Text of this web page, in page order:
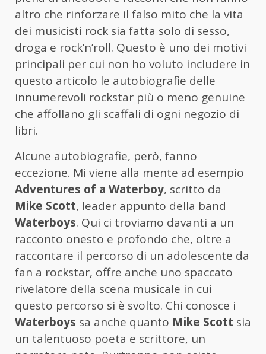
altro che rinforzare il falso mito che la vita
dei musicisti rock sia fatta solo di sesso,
droga e rock’n’roll. Questo è uno dei motivi
principali per cui non ho voluto includere in
questo articolo le autobiografie delle
innumerevoli rockstar più o meno genuine
che affollano gli scaffali di ogni negozio di
libri.
Alcune autobiografie, però, fanno
eccezione. Mi viene alla mente ad esempio
Adventures of a Waterboy, scritto da
Mike Scott, leader appunto della band
Waterboys. Qui ci troviamo davanti a un
racconto onesto e profondo che, oltre a
raccontare il percorso di un adolescente da
fan a rockstar, offre anche uno spaccato
rivelatore della scena musicale in cui
questo percorso si è svolto. Chi conosce i
Waterboys sa anche quanto Mike Scott sia
un talentuoso poeta e scrittore, un